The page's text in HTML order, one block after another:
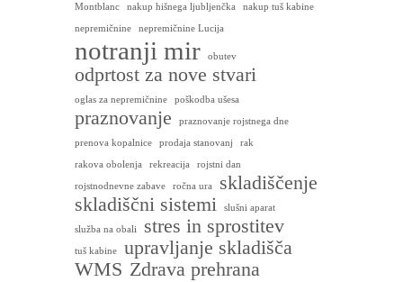
Montblanc nakup hišnega ljubljenčka nakup tuš kabine
nepremičnine nepremičnine Lucija
notranji mir obutev
odprtost za nove stvari
oglas za nepremičnine poškodba ušesa
praznovanje praznovanje rojstnega dne
prenova kopalnice prodaja stanovanj rak
rakova obolenja rekreacija rojstni dan
rojstnodnevne zabave ročna ura
skladiščenje
skladiščni sistemi
slušni aparat
služba na obali stres in sprostitev
tuš kabine
upravljanje skladišča
WMS Zdrava prehrana